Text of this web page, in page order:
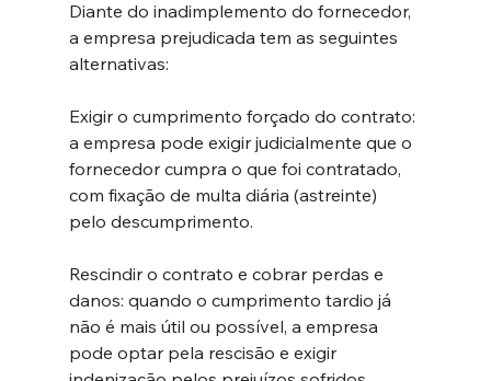
Diante do inadimplemento do fornecedor,
a empresa prejudicada tem as seguintes
alternativas:
Exigir o cumprimento forçado do contrato:
a empresa pode exigir judicialmente que o
fornecedor cumpra o que foi contratado,
com fixação de multa diária (astreinte)
pelo descumprimento.
Rescindir o contrato e cobrar perdas e
danos: quando o cumprimento tardio já
não é mais útil ou possível, a empresa
pode optar pela rescisão e exigir